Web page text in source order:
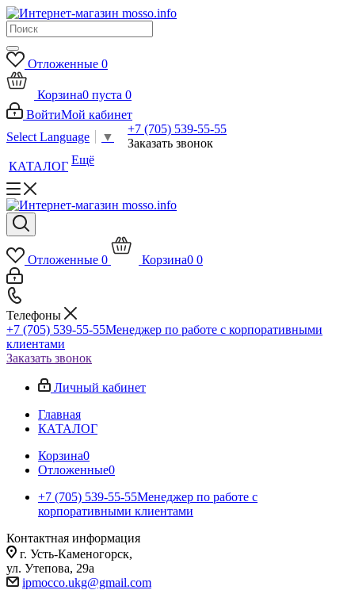
Отложенные 0
Корзина0 пуста 0
ВойтиМой кабинет
Select Language
▼
+7 (705) 539-55-55
Заказать звонок
КАТАЛОГ Ещё
Отложенные 0 Корзина0 0
Телефоны
+7 (705) 539-55-55Менеджер по работе с корпоративными
клиентами
Заказать звонок
Личный кабинет
Главная
КАТАЛОГ
Корзина0
Отложенные0
+7 (705) 539-55-55Менеджер по работе с
корпоративными клиентами
Контактная информация
г. Усть-Каменогорск,
ул. Утепова, 29а
ipmocco.ukg@gmail.com